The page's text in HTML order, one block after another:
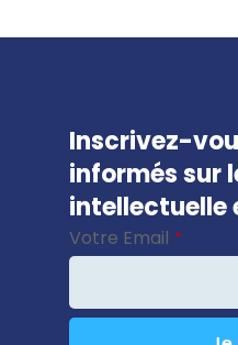
Inscrivez-
informés sur
intellectuelle
Votre Email *